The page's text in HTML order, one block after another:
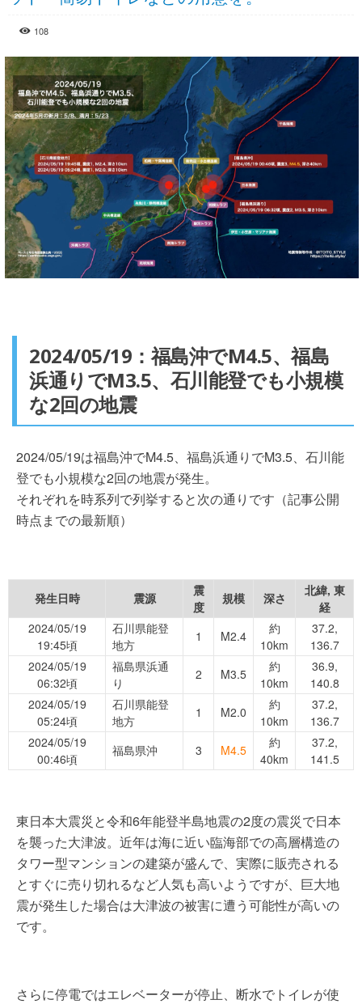
108
2024/05/19：福島沖でM4.5、福島
浜通りでM3.5、石川能登でも小規模
な2回の地震
2024/05/19は福島沖でM4.5、福島浜通りでM3.5、石川能
登でも小規模な2回の地震が発生。
それぞれを時系列で列挙すると次の通りです（記事公開
時点までの最新順）
発生日時 震源
震
度
規模 深さ
北緯, 東
経
2024/05/19
19:45頃
石川県能登
地方
1 M2.4
約
10km
37.2,
136.7
2024/05/19
06:32頃
福島県浜通
り
2 M3.5
約
10km
36.9,
140.8
2024/05/19
05:24頃
石川県能登
地方
1 M2.0
約
10km
37.2,
136.7
2024/05/19
00:46頃
福島県沖 3 M4.5
約
40km
37.2,
141.5
東日本大震災と令和6年能登半島地震の2度の震災で日本
を襲った大津波。近年は海に近い臨海部での高層構造の
タワー型マンションの建築が盛んで、実際に販売される
とすぐに売り切れるなど人気も高いようですが、巨大地
震が発生した場合は大津波の被害に遭う可能性が高いの
です。
さらに停電ではエレベーターが停止、断水でトイレが使